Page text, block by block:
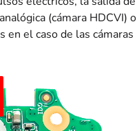
(cámara HDCVI) o
en el caso de las cámaras